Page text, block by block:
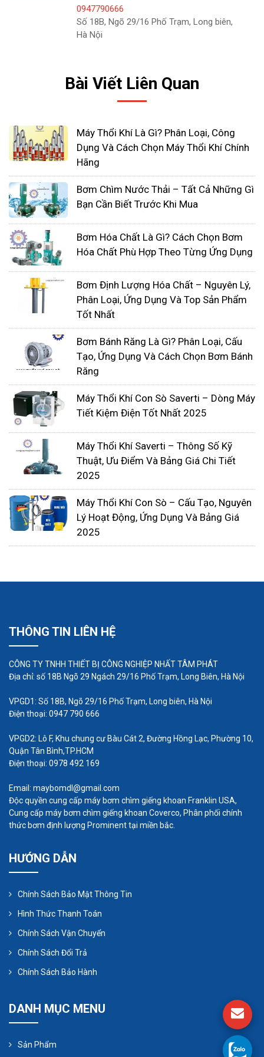
0947790666
Số 18B, Ngõ 29/16 Phố Trạm, Long biên,
Hà Nội
Bài Viết Liên Quan
Máy Thổi Khí Là Gì? Phân Loại, Công
Dụng Và Cách Chọn Máy Thổi Khí Chính
Hãng
Bơm Chìm Nước Thải – Tất Cả Những Gì
Bạn Cần Biết Trước Khi Mua
Bơm Hóa Chất Là Gì? Cách Chọn Bơm
Hóa Chất Phù Hợp Theo Từng Ứng Dụng
Bơm Định Lượng Hóa Chất – Nguyên Lý,
Phân Loại, Ứng Dụng Và Top Sản Phẩm
Tốt Nhất
Bơm Bánh Răng Là Gì? Phân Loại, Cấu
Tạo, Ứng Dụng Và Cách Chọn Bơm Bánh
Răng
Máy Thổi Khí Con Sò Saverti – Dòng Máy
Tiết Kiệm Điện Tốt Nhất 2025
Máy Thổi Khí Saverti – Thông Số Kỹ
Thuật, Ưu Điểm Và Bảng Giá Chi Tiết
2025
Máy Thổi Khí Con Sò – Cấu Tạo, Nguyên
Lý Hoạt Động, Ứng Dụng Và Bảng Giá
2025
THÔNG TIN LIÊN HỆ
CÔNG TY TNHH THIẾT BỊ CÔNG NGHIỆP NHẤT TÂM PHÁT
Địa chỉ: số 18B Ngõ 29 Ngách 29/16 Phố Trạm, Long Biên, Hà Nội
VPGD1: Số 18B, Ngõ 29/16 Phố Trạm, Long biên, Hà Nội
Điện thoại: 0947 790 666
VPGD2: Lô F, Khu chung cư Bàu Cát 2, Đường Hồng Lạc, Phường 10,
Quận Tân Bình,TP.HCM
Điện thoại: 0978 492 169
Email: maybomdl@gmail.com
Độc quyền cung cấp máy bơm chìm giếng khoan Franklin USA,
Cung cấp máy bơm chìm giếng khoan Coverco, Phân phối chính
thức bơm định lượng Prominent tại miền bắc.
HƯỚNG DẪN
Chính Sách Bảo Mật Thông Tin
Hình Thức Thanh Toán
Chính Sách Vận Chuyển
Chính Sách Đổi Trả
Chính Sách Bảo Hành
DANH MỤC MENU
Sản Phẩm